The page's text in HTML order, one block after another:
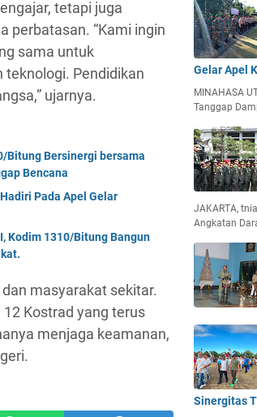
tetapi juga
perbatasan. “Kami ingin
sama untuk
Pendidikan
ujarnya.
Bitung Bersinergi bersama
Bencana
Pada Apel Gelar
Kodim 1310/Bitung Bangun
masyarakat sekitar.
Kostrad yang terus
menjaga keamanan,
Gelar Apel
MINAHASA
Tanggap
JAKARTA,
Angkatan
Sinergitas